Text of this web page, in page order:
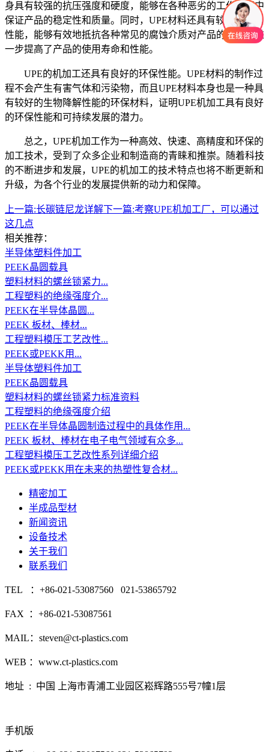
身具有较强的抗压强度和硬度，能够在各种恶劣的工作环境中
保证产品的稳定性和质量。同时，UPE材料还具有较好的耐蚀
性能，能够有效地抵抗各种常见的腐蚀介质对产品的影响，进
一步提高了产品的使用寿命和性能。
UPE的机加工还具有良好的环保性能。UPE材料的制作过
程不会产生有害气体和污染物，而且UPE材料本身也是一种具
有较好的生物降解性能的环保材料，证明UPE机加工具有良好
的环保性能和可持续发展的潜力。
总之，UPE机加工作为一种高效、快速、高精度和环保的
加工技术，受到了众多企业和制造商的青睐和推崇。随着科技
的不断进步和发展，UPE的机加工的技术特点也将不断更新和
升级，为各个行业的发展提供新的动力和保障。
上一篇:长碳链尼龙详解下一篇:考察UPE机加工厂，可以通过
这几点
相关推荐：
半导体塑料件加工
PEEK晶圆载具
塑料材料的螺丝锁紧力...
工程塑料的绝缘强度介...
PEEK在半导体晶圆...
PEEK 板材、棒材...
工程塑料模压工艺改性...
PEEK或PEKK用...
半导体塑料件加工
PEEK晶圆载具
塑料材料的螺丝锁紧力标准资料
工程塑料的绝缘强度介绍
PEEK在半导体晶圆制造过程中的具体作用...
PEEK 板材、棒材在电子电气领域有众多...
工程塑料模压工艺改性系列详细介绍
PEEK或PEKK用在未来的热塑性复合材...
精密加工
半成品型材
新闻资讯
设备技术
关于我们
联系我们
TEL ：+86-021-53087560 021-53865792
FAX ：+86-021-53087561
MAIL：steven@ct-plastics.com
WEB ：www.ct-plastics.com
地址 : 中国 上海市青浦工业园区崧辉路555号7幢1层
手机版